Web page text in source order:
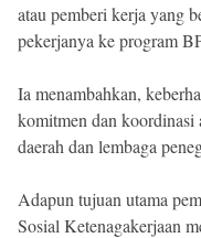
atau pemberi kerja yang
pekerjanya ke program
Ia menambahkan,
komitmen dan koordinasi
daerah dan lembaga
Adapun tujuan utama
Sosial Ketenagakerjaan